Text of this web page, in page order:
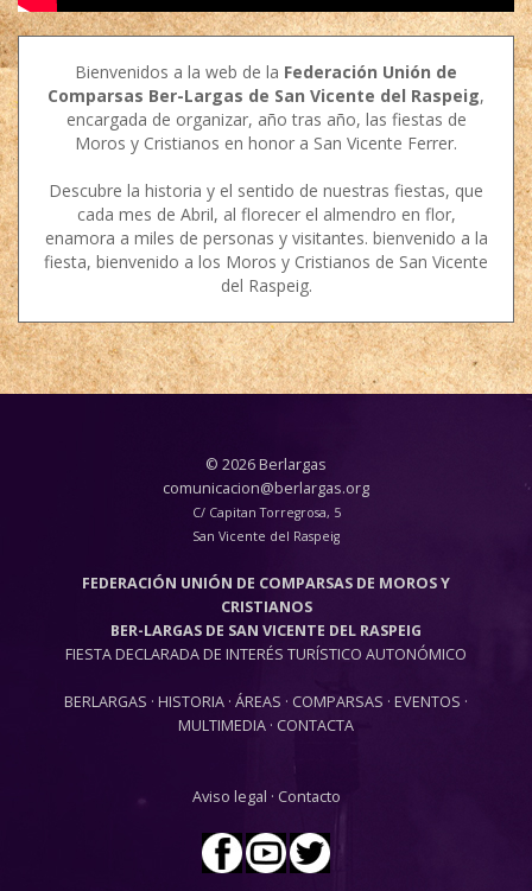
Bienvenidos a la web de la Federación Unión de
Comparsas Ber-Largas de San Vicente del Raspeig,
encargada de organizar, año tras año, las fiestas de
Moros y Cristianos en honor a San Vicente Ferrer.
Descubre la historia y el sentido de nuestras fiestas, que
cada mes de Abril, al florecer el almendro en flor,
enamora a miles de personas y visitantes. bienvenido a la
fiesta, bienvenido a los Moros y Cristianos de San Vicente
del Raspeig.
© 2026 Berlargas
comunicacion@berlargas.org
C/ Capitan Torregrosa, 5
San Vicente del Raspeig
FEDERACIÓN UNIÓN DE COMPARSAS DE MOROS Y
CRISTIANOS
BER-LARGAS DE SAN VICENTE DEL RASPEIG
FIESTA DECLARADA DE INTERÉS TURÍSTICO AUTONÓMICO
BERLARGAS · HISTORIA · ÁREAS · COMPARSAS · EVENTOS ·
MULTIMEDIA · CONTACTA
Aviso legal · Contacto